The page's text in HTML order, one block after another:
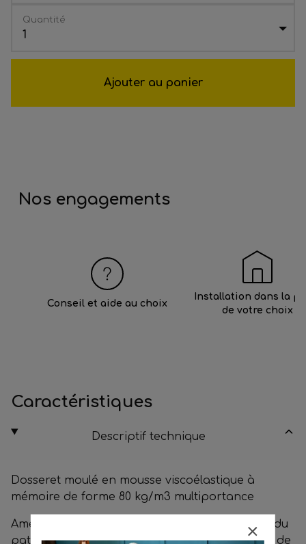
Quantité
1
Ajouter au panier
Nos engagements
Conseil et aide au choix
Installation dans la
de votre choix
Caractéristiques
Descriptif technique
Dosseret moulé en mousse viscoélastique à
mémoire de forme 80 kg/m3 multiportance
Amélioration du positionnement et du confort du
patient dans son fauteuil. Aide à la prévention de